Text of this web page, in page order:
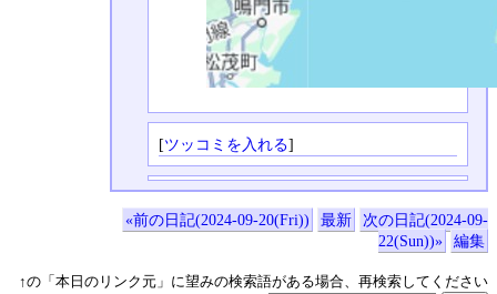
[ツッコミを入れる]
«前の日記(2024-09-20(Fri)) 最新
次の日記(2024-09-
22(Sun))»
編集
↑の「本日のリンク元」に望みの検索語がある場合、再検索してください